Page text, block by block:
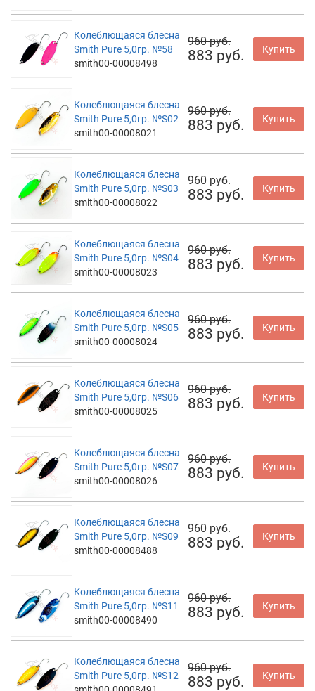
Колеблющаяся блесна
Smith Pure 5,0гр. №58
smith00-00008498
960 руб.
883 руб. Купить
Колеблющаяся блесна
Smith Pure 5,0гр. №S02
smith00-00008021
960 руб.
883 руб. Купить
Колеблющаяся блесна
Smith Pure 5,0гр. №S03
smith00-00008022
960 руб.
883 руб. Купить
Колеблющаяся блесна
Smith Pure 5,0гр. №S04
smith00-00008023
960 руб.
883 руб. Купить
Колеблющаяся блесна
Smith Pure 5,0гр. №S05
smith00-00008024
960 руб.
883 руб. Купить
Колеблющаяся блесна
Smith Pure 5,0гр. №S06
smith00-00008025
960 руб.
883 руб. Купить
Колеблющаяся блесна
Smith Pure 5,0гр. №S07
smith00-00008026
960 руб.
883 руб. Купить
Колеблющаяся блесна
Smith Pure 5,0гр. №S09
smith00-00008488
960 руб.
883 руб. Купить
Колеблющаяся блесна
Smith Pure 5,0гр. №S11
smith00-00008490
960 руб.
883 руб. Купить
Колеблющаяся блесна
Smith Pure 5,0гр. №S12
960 руб.
883 руб. Купить